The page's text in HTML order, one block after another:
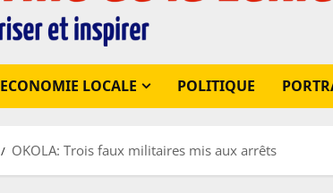
ECONOMIE LOCALE POLITIQUE
OKOLA: Trois faux militaires mis aux arrêts